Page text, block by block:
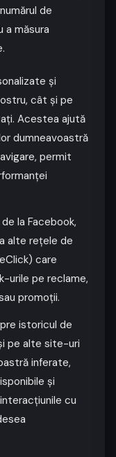
de
a măsura
și
cât și pe
Acestea ajută
dumneavoastră
permit
la Facebook,
alte rețele de
care
urile pe reclame,
promoții.
istoricul de
pe alte site-uri
inferate,
și
cu